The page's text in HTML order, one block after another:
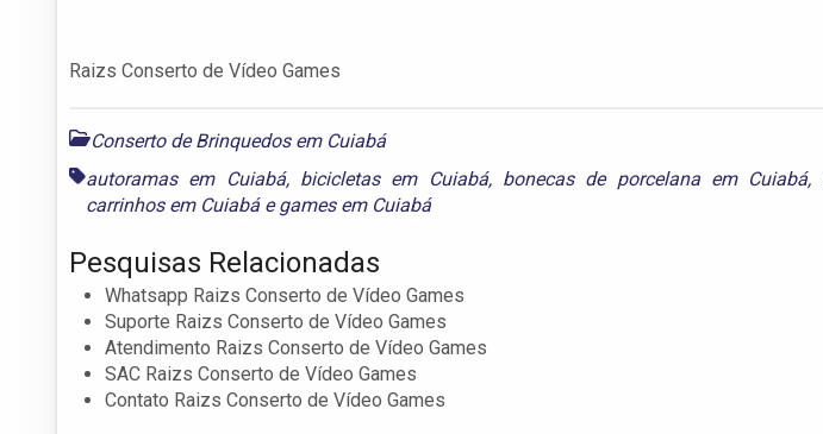
Raizs Conserto de Vídeo Games
Conserto de Brinquedos em Cuiabá
autoramas em Cuiabá, bicicletas em Cuiabá, bonecas de porcelana em Cuiabá,
carrinhos em Cuiabáegames em Cuiabá
Pesquisas Relacionadas
Whatsapp Raizs Conserto de Vídeo Games
Suporte Raizs Conserto de Vídeo Games
Atendimento Raizs Conserto de Vídeo Games
SAC Raizs Conserto de Vídeo Games
Contato Raizs Conserto de Vídeo Games